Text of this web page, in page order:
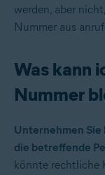
werden, aber
Nummer aus
Was kann
Nummer
Unternehmen
die betreffende
könnte rechtliche